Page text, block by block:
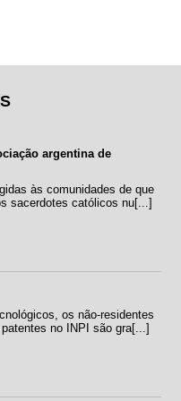
argentina de
às comunidades de que
sacerdotes católicos nu[...]
os não-residentes
no INPI são gra[...]